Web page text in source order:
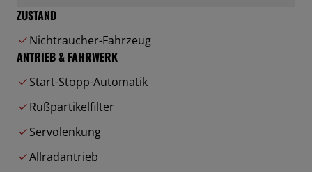
ZUSTAND
Nichtraucher-Fahrzeug
ANTRIEB & FAHRWERK
Start-Stopp-Automatik
Rußpartikelfilter
Servolenkung
Allradantrieb